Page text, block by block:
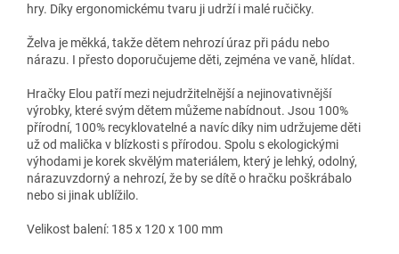
hry. Díky ergonomickému tvaru ji udrží i malé ručičky.
Želva je měkká, takže dětem nehrozí úraz při pádu nebo
nárazu. I přesto doporučujeme děti, zejména ve vaně, hlídat.
Hračky Elou patří mezi nejudržitelnější a nejinovativnější
výrobky, které svým dětem můžeme nabídnout. Jsou 100%
přírodní, 100% recyklovatelné a navíc díky nim udržujeme děti
už od malička v blízkosti s přírodou. Spolu s ekologickými
výhodami je korek skvělým materiálem, který je lehký, odolný,
nárazuvzdorný a nehrozí, že by se dítě o hračku poškrábalo
nebo si jinak ublížilo.
Velikost balení: 185 x 120 x 100 mm